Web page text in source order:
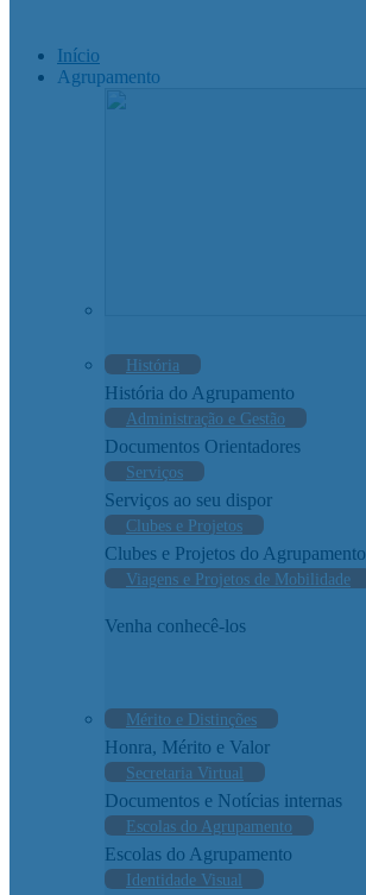
Início
Agrupamento
História
História do Agrupamento
Administração e Gestão
Documentos Orientadores
Serviços
Serviços ao seu dispor
Clubes e Projetos
Clubes e Projetos do Agrupamento
Viagens e Projetos de Mobilidade
Venha conhecê-los
Mérito e Distinções
Honra, Mérito e Valor
Secretaria Virtual
Documentos e Notícias internas
Escolas do Agrupamento
Escolas do Agrupamento
Identidade Visual